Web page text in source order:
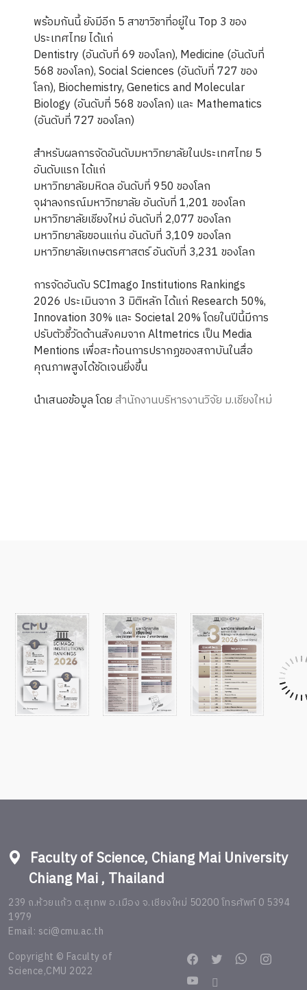
พร้อมกันนี้ ยังมีอีก 5 สาขาวิชาที่อยู่ใน Top 3 ของ
ประเทศไทย ได้แก่
Dentistry (อันดับที่ 69 ของโลก), Medicine (อันดับที่
568 ของโลก), Social Sciences (อันดับที่ 727 ของ
โลก), Biochemistry, Genetics and Molecular
Biology (อันดับที่ 568 ของโลก) และ Mathematics
(อันดับที่ 727 ของโลก)
สำหรับผลการจัดอันดับมหาวิทยาลัยในประเทศไทย 5
อันดับแรก ได้แก่
มหาวิทยาลัยมหิดล อันดับที่ 950 ของโลก
จุฬาลงกรณ์มหาวิทยาลัย อันดับที่ 1,201 ของโลก
มหาวิทยาลัยเชียงใหม่ อันดับที่ 2,077 ของโลก
มหาวิทยาลัยขอนแก่น อันดับที่ 3,109 ของโลก
มหาวิทยาลัยเกษตรศาสตร์ อันดับที่ 3,231 ของโลก
การจัดอันดับ SCImago Institutions Rankings
2026 ประเมินจาก 3 มิติหลัก ได้แก่ Research 50%,
Innovation 30% และ Societal 20% โดยในปีนี้มีการ
ปรับตัวชี้วัดด้านสังคมจาก Altmetrics เป็น Media
Mentions เพื่อสะท้อนการปรากฏของสถาบันในสื่อ
คุณภาพสูงได้ชัดเจนยิ่งขึ้น
นำเสนอข้อมูล โดยสำนักงานบริหารงานวิจัย ม.เชียงใหม่
Faculty of Science, Chiang Mai University
Chiang Mai , Thailand
239 ถ.ห้วยแก้ว ต.สุเทพ อ.เมือง จ.เชียงใหม่ 50200 โทรศัพท์ 0 5394
1979
Email: sci@cmu.ac.th
Copyright © Faculty of
Science,CMU 2022